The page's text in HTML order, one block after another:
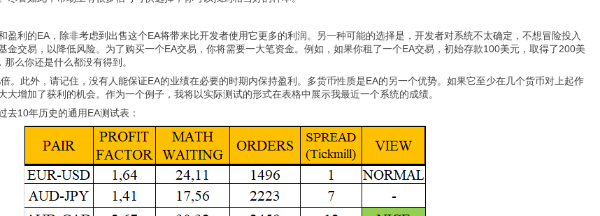
盈利的EA，除非考虑到出售这个EA将带来比开发者使用它更多的利润。另一种可能的选择是，开发者对系统不太确定，不想冒险投入
金交易，以降低风险。为了购买一个EA交易，你将需要一大笔资金。例如，如果你租了一个EA交易，初始存款100美元，取得了200美
么你还是什么都没有得到。
。此外，请记住，没有人能保证EA的业绩在必要的时期内保持盈利。多货币性质是EA的另一个优势。如果它至少在几个货币对上起作
大增加了获利的机会。作为一个例子，我将以实际测试的形式在表格中展示我最近一个系统的成绩。
去10年历史的通用EA测试表：